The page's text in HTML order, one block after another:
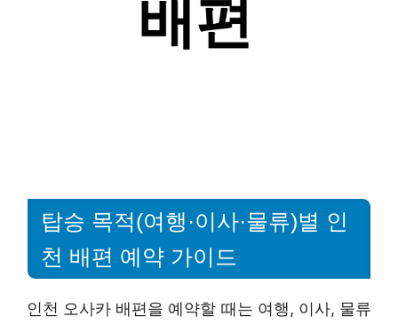
탑승 목적(여행·이사·물류)별 인
천 배편 예약 가이드
인천 오사카 배편을 예약할 때는 여행, 이사, 물류